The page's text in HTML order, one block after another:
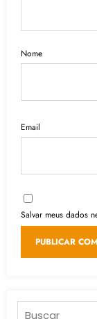
Nome
Email
Salvar meus dados
Pesquisar